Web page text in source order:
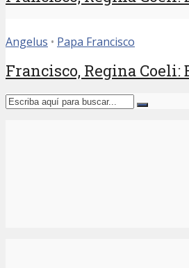
Angelus • Papa Francisco
Francisco, Regina